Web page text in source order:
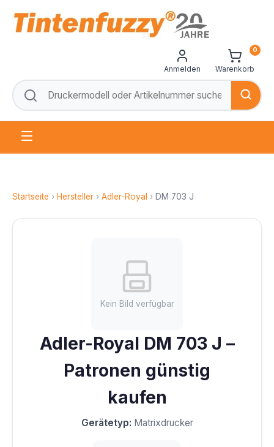
Anmelden Warenkorb
0
Startseite › Hersteller › Adler-Royal › DM 703 J
Kein Bild verfügbar
Adler-Royal DM 703 J –
Patronen günstig
kaufen
Gerätetyp: Matrixdrucker